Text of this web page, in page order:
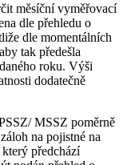
měsíční vyměřovací
dle přehledu o
dle momentálních
tak předešla
roku. Výši
dodatečně
MSSZ poměrně
na pojistné na
předchází